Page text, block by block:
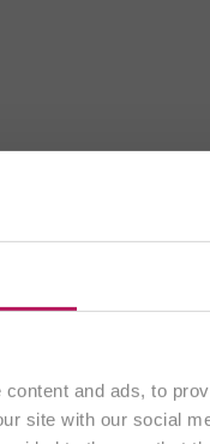
and ads, to
site with our social
Bauchgefühl​
unsere
ausschließlich